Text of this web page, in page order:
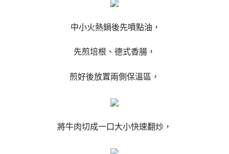
中小火熱鍋後先噴點油，
先煎培根、德式香腸，
煎好後放置兩側保溫區，
將牛肉切成一口大小快速翻炒，